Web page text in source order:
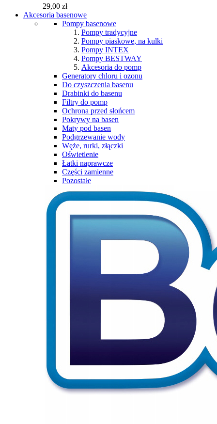
29,00 zł
Akcesoria basenowe
Pompy basenowe
Pompy tradycyjne
Pompy piaskowe, na kulki
Pompy INTEX
Pompy BESTWAY
Akcesoria do pomp
Generatory chloru i ozonu
Do czyszczenia basenu
Drabinki do basenu
Filtry do pomp
Ochrona przed słońcem
Pokrywy na basen
Maty pod basen
Podgrzewanie wody
Węże, rurki, złączki
Oświetlenie
Łatki naprawcze
Części zamienne
Pozostałe